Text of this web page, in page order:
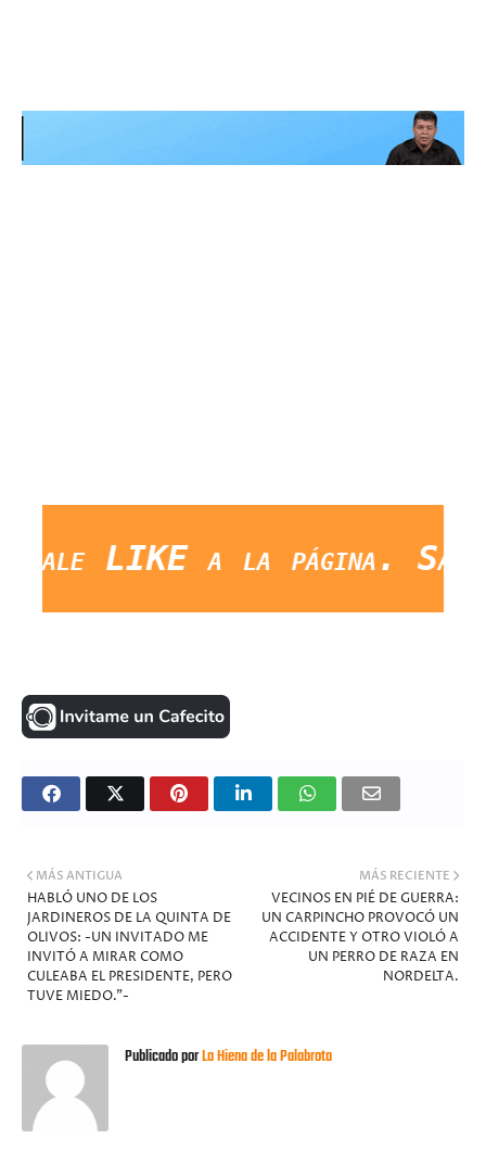
LIKE a la página. Saludos
MÁS RECIENTE
VECINOS EN PIÉ DE GUERRA:
UN CARPINCHO PROVOCÓ UN
ACCIDENTE Y OTRO VIOLÓ A
UN PERRO DE RAZA EN
NORDELTA.
MÁS ANTIGUA
HABLÓ UNO DE LOS
JARDINEROS DE LA QUINTA DE
OLIVOS: -UN INVITADO ME
INVITÓ A MIRAR COMO
CULEABA EL PRESIDENTE, PERO
TUVE MIEDO."-
Publicado porLa Hiena de la Palabrota